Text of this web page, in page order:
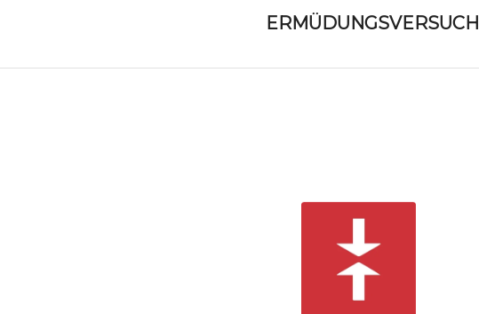
ERMÜDUNGSVERSUCH